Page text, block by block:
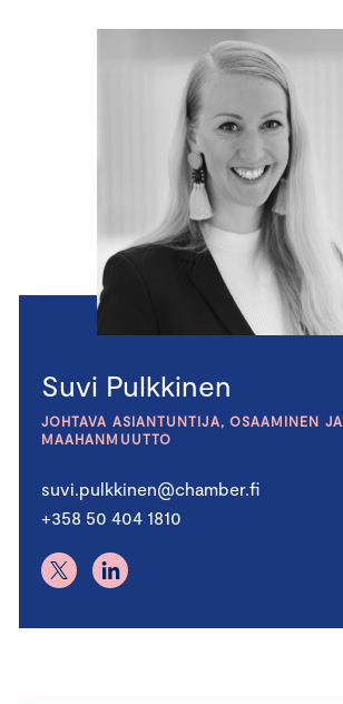
Suvi Pulkkinen
JOHTAVA ASIANTUNTIJA, OSAAMINEN JA
MAAHANMUUTTO
suvi.pulkkinen@chamber.fi
+358 50 404 1810